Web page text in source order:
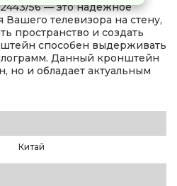
56 — это надежное
телевизора на стену,
пространство и создать
способен выдерживать
Данный кронштейн
но и обладает актуальным
Китай